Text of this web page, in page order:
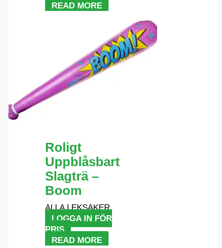
READ MORE
Roligt
Uppblåsbart
Slagträ –
Boom
ALLA LEKSAKER
LOGGA IN FÖR
PRIS
READ MORE